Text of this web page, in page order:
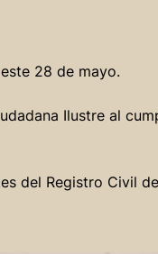
28 de mayo.
Ilustre al
del Registro Civil